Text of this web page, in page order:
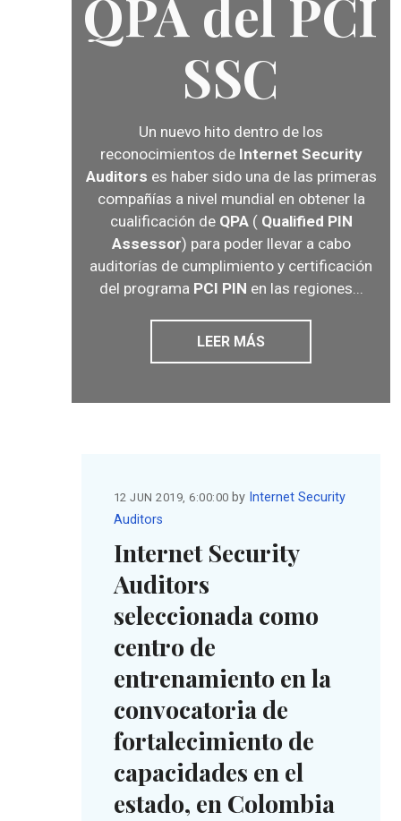
QPA del PCI
SSC
Un nuevo hito dentro de los
reconocimientos de Internet Security
Auditors es haber sido una de las primeras
compañías a nivel mundial en obtener la
cualificación de QPA ( Qualified PIN
Assessor) para poder llevar a cabo
auditorías de cumplimiento y certificación
del programa PCI PIN en las regiones...
LEER MÁS
12 JUN 2019, 6:00:00 by Internet Security
Auditors
Internet Security
Auditors
seleccionada como
centro de
entrenamiento en la
convocatoria de
fortalecimiento de
capacidades en el
estado, en Colombia